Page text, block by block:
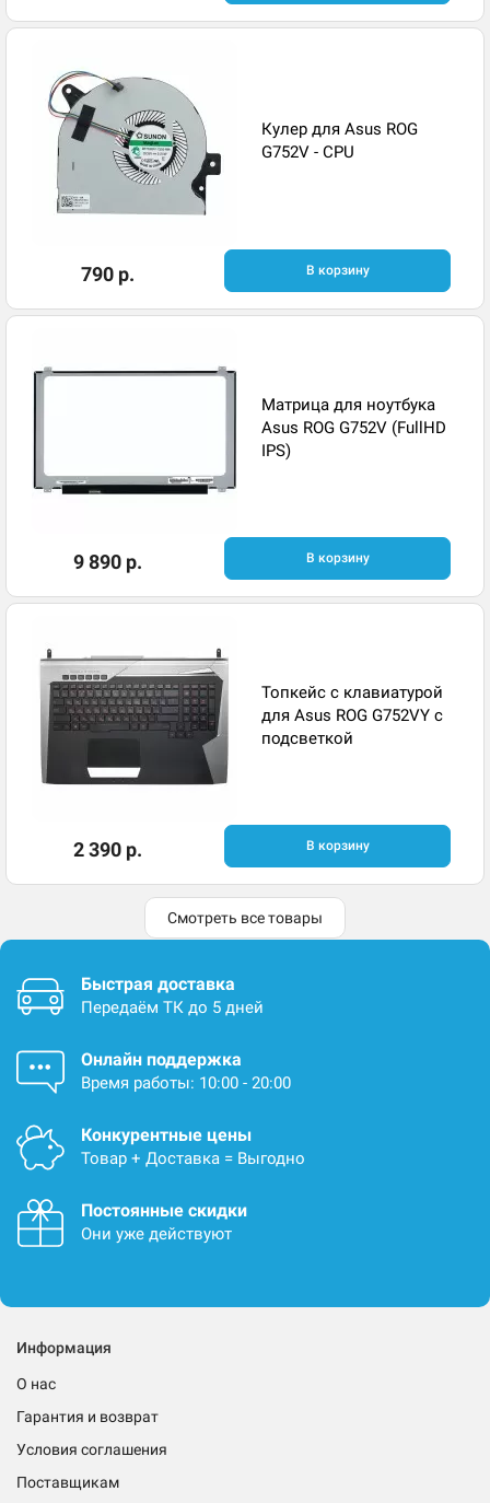
Кулер для Asus ROG
G752V - CPU
790 р. В корзину
Матрица для ноутбука
Asus ROG G752V (FullHD
IPS)
9 890 р. В корзину
Топкейс с клавиатурой
для Asus ROG G752VY с
подсветкой
2 390 р. В корзину
Смотреть все товары
Быстрая доставка
Передаём ТК до 5 дней
Онлайн поддержка
Время работы: 10:00 - 20:00
Конкурентные цены
Товар + Доставка = Выгодно
Постоянные скидки
Они уже действуют
Информация
О нас
Гарантия и возврат
Условия соглашения
Поставщикам